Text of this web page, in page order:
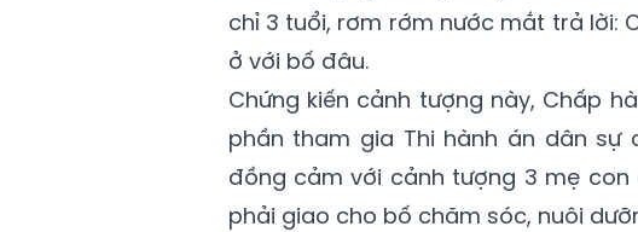
chỉ 3 tuổi, rơm rớm nước mắt trả lời:
ở với bố đâu.
Chứng kiến cảnh tượng này, Chấp
phần tham gia Thi hành án dân
đồng cảm với cảnh tượng 3 mẹ
phải giao cho bố chăm sóc, nuôi